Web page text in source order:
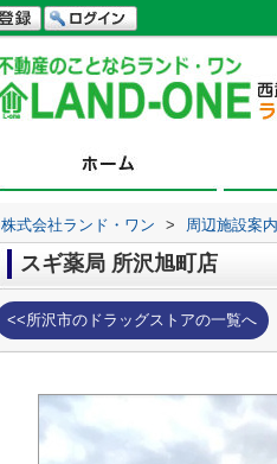
株式会社ランド・ワン > 周辺施設案内
スギ薬局 所沢旭町店
<<所沢市のドラッグストアの一覧へ